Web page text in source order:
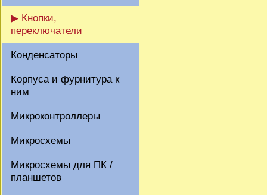
▶ Кнопки,
переключатели
Конденсаторы
Корпуса и фурнитура к
ним
Микроконтроллеры
Микросхемы
Микросхемы для ПК /
планшетов